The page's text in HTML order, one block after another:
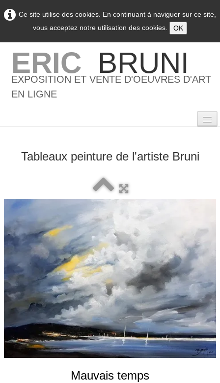
Ce site utilise des cookies. En continuant à naviguer sur ce site,
vous acceptez notre utilisation des cookies.
OK
ERIC BRUNI
EXPOSITION ET VENTE D'OEUVRES D'ART
EN LIGNE
0
L'artiste
Galeries ▼
Vente ▼
Boutique
Contact
Newsletter
Français
Tableaux peinture de l'artiste Bruni
Mauvais temps